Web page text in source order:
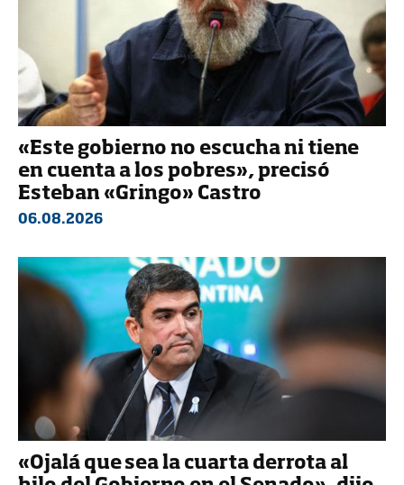
«Este gobierno no escucha ni tiene
en cuenta a los pobres», precisó
Esteban «Gringo» Castro
06.08.2026
«Ojalá que sea la cuarta derrota al